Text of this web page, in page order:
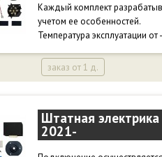
Каждый комплект
учетом ее особенностей.
Температура эксплуатации от
заказ от 1 д.
Штатная
2021-